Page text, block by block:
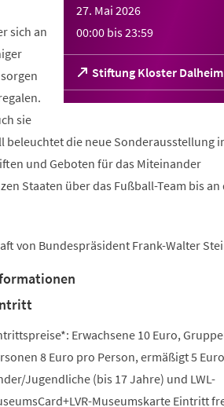
27. Mai 2026
00:00 bis23:59
Stiftung Kloster Dalheim
(Öffnet
in
einem
sich an
sie
die neue Sonderausstellung
und Geboten für das Miteinander
Staaten über das Fußball-Team bis an
von Bundespräsident Frank-Walter
Erwachsene 10 Euro,
8 Euro pro Person, ermäßigt 5
Jugendliche (bis 17 Jahre) und LWL-
Museumskarte Eintritt